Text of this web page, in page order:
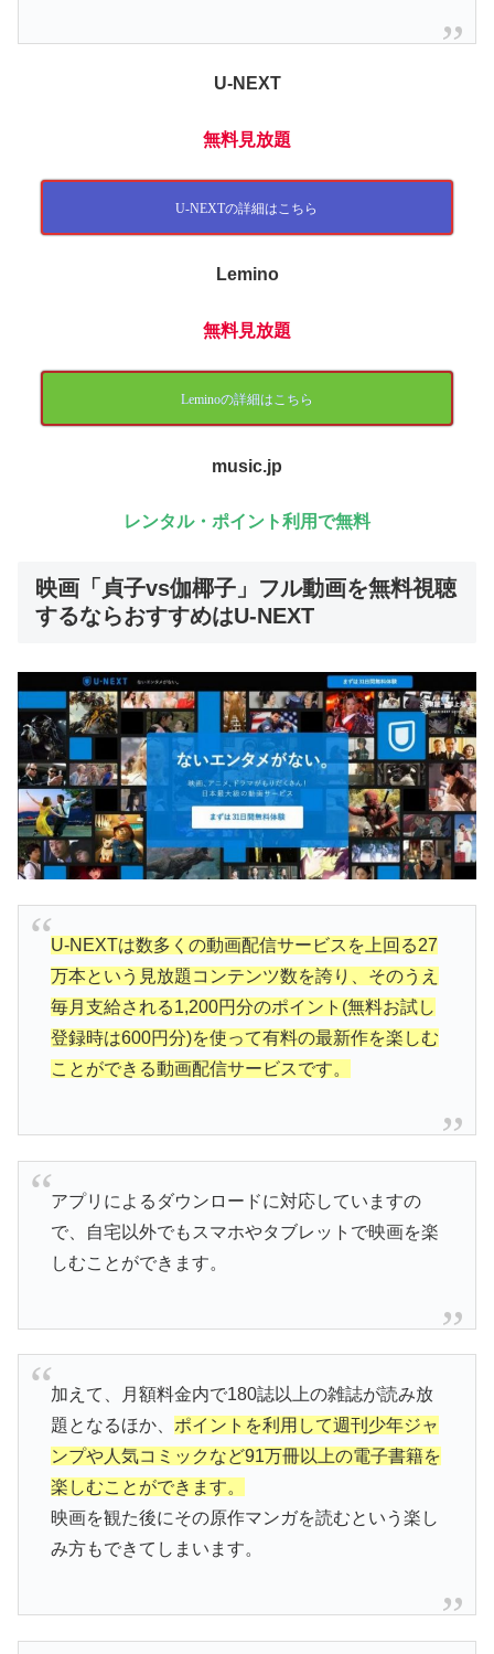
U-NEXT
無料見放題
U-NEXTの詳細はこちら
Lemino
無料見放題
Leminoの詳細はこちら
music.jp
レンタル・ポイント利用で無料
映画「貞子vs伽椰子」フル動画を無料視聴
するならおすすめはU-NEXT
U-NEXTは数多くの動画配信サービスを上回る27
万本という見放題コンテンツ数を誇り、そのうえ
毎月支給される1,200円分のポイント(無料お試し
登録時は600円分)を使って有料の最新作を楽しむ
ことができる動画配信サービスです。
アプリによるダウンロードに対応していますの
で、自宅以外でもスマホやタブレットで映画を楽
しむことができます。
加えて、月額料金内で180誌以上の雑誌が読み放
題となるほか、 ポイントを利用して週刊少年ジャ
ンプや人気コミックなど91万冊以上の電子書籍を
楽しむことができます。
映画を観た後にその原作マンガを読むという楽し
み方もできてしまいます。